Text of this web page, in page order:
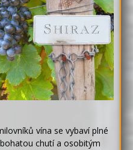
vína se vybaví plné
chutí a osobitým